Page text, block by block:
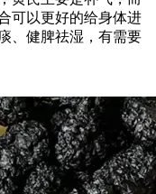
可以更好的给身体进
、健脾祛湿，有需要